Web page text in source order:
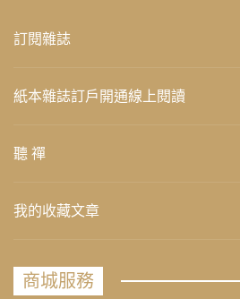
訂閱雜誌
紙本雜誌訂戶開通線上閱讀
聽 禪
我的收藏文章
商城服務